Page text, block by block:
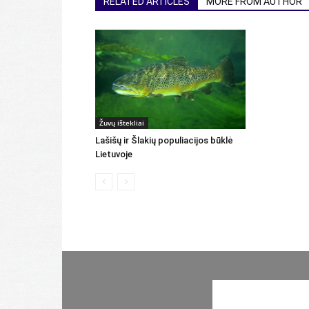
Žuvų ištekliai
Lašišų ir Šlakių populiacijos būklė
Lietuvoje